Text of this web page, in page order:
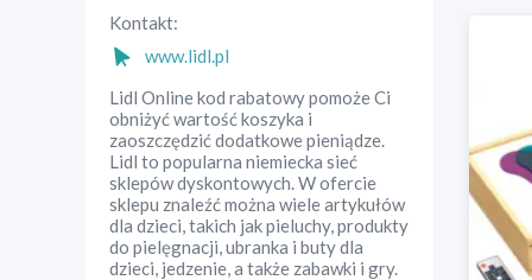
Kontakt:
www.lidl.pl
Lidl Online kod rabatowy pomoże Ci
obniżyć wartość koszyka i
zaoszczędzić dodatkowe pieniądze.
Lidl to popularna niemiecka sieć
sklepów dyskontowych. W ofercie
sklepu znaleźć można wiele artykułów
dla dzieci, takich jak pieluchy, produkty
do pielęgnacji, ubranka i buty dla
dzieci, jedzenie, a także zabawki i gry.